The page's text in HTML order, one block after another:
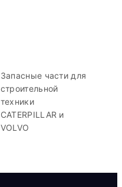
Запасные части для
строительной
техники
CATERPILLAR и
VOLVO